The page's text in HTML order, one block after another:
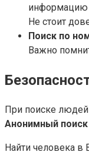
информацию
Не стоит
Поиск по
Важно
При поиске
Анонимный
Найти человека в